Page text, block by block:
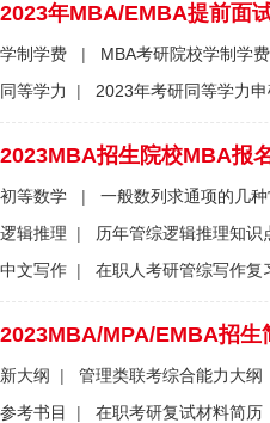
2023年MBA/EMBA提前面
学制学费 |
MBA考研院校学制学
同等学力
| 2023年考研同等学力
初等数学 |
一般数列求通项的几
逻辑推理
|
历年管综逻辑推理知识
中文写作 | 在职人考研管综写作复
2023MBA/MPA/EMBA招生
新大纲 |
管理类联考综合能力大纲
参考书目
|
在职考研复试材料简历